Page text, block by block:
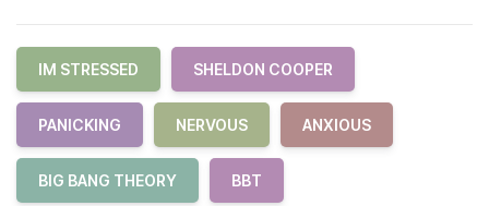
IM STRESSED SHELDON COOPER
PANICKING NERVOUS ANXIOUS
BIG BANG THEORY BBT